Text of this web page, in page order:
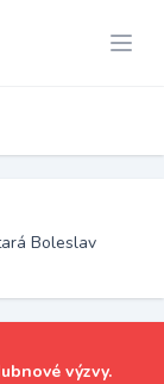
Boleslav
výzvy.